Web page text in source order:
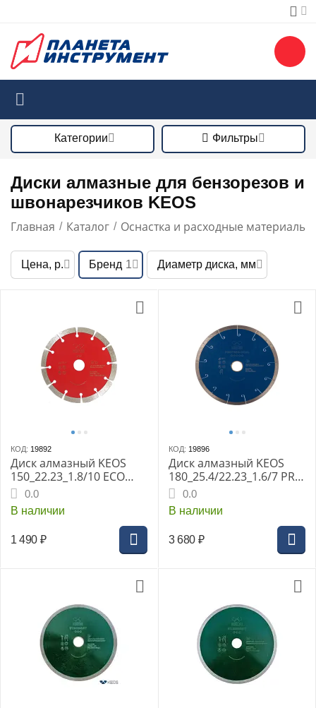
Категории Фильтры
Диски алмазные для бензорезов и
швонарезчиков KEOS
Главная / Каталог / Оснастка и расходные материалы
Цена, р. Бренд 1 Диаметр диска, мм
КОД: 19892
Диск алмазный KEOS
150_22.23_1.8/10 ECO
сегм. по бетону,
кирпичу DBE02.150
0.0
В наличии
1 490 ₽
КОД: 19896
Диск алмазный KEOS
180_25.4/22.23_1.6/7 PRO
спл. по керамограниту,
плитке, граниту,
керамике DBP01.180
0.0
В наличии
3 680 ₽